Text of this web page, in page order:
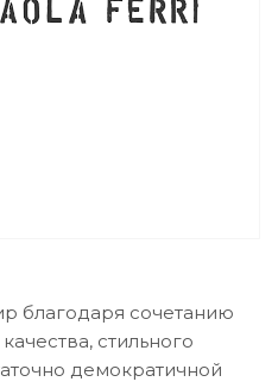
благодаря сочетанию
стильного
демократичной